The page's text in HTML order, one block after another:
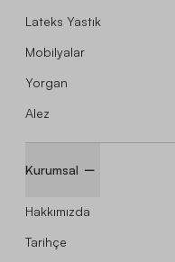
Lateks Yastık
Mobilyalar
Yorgan
Alez
Kurumsal
Hakkımızda
Tarihçe